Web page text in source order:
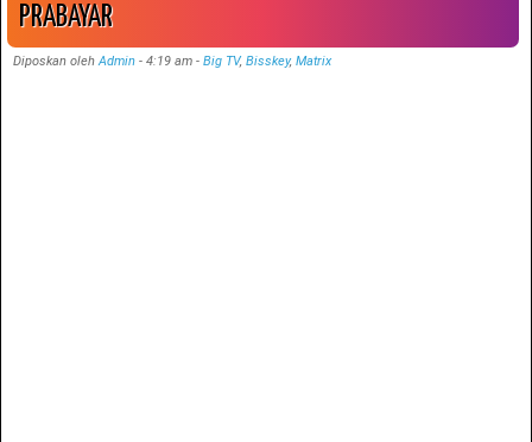
PRABAYAR
Diposkan olehAdmin - 4:19 am- Big TV,Bisskey,Matrix